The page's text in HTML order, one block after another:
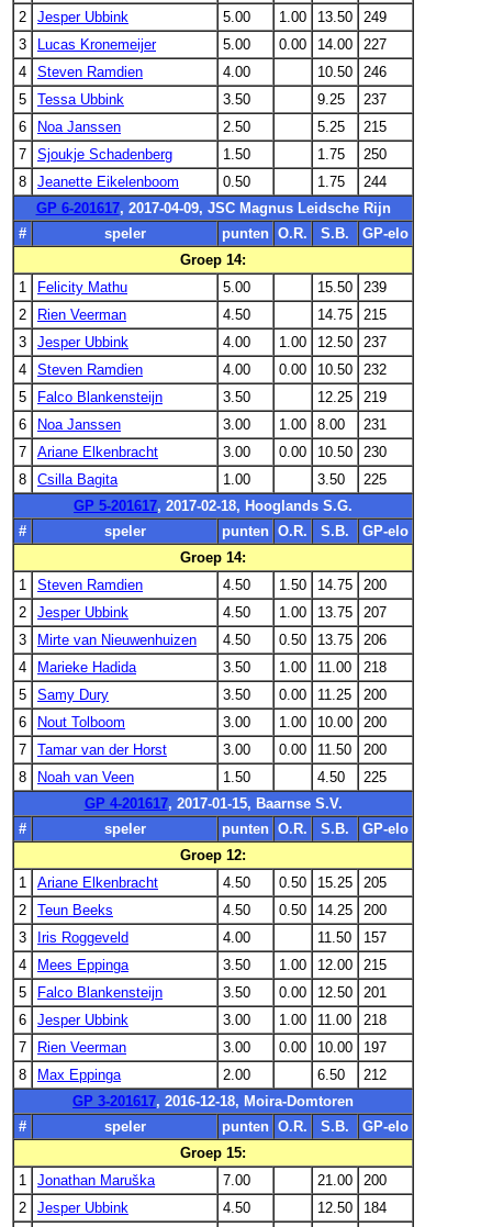
2 Jesper Ubbink 5.00 1.00 13.50
249
3
Lucas Kronemeijer 5.00 0.00 14.00
227
4
Steven Ramdien 4.00 10.50
246
5
Tessa Ubbink 3.50 9.25
237
6
Noa Janssen 2.50 5.25
215
7
Sjoukje Schadenberg 1.50 1.75
250
8
Jeanette Eikelenboom 0.50 1.75
244
GP 6-201617, 2017-04-09, JSC Magnus Leidsche Rijn
#
speler punten O.R. S.B.
GP-elo
Groep 14:
1
Felicity Mathu 5.00 15.50
239
2
Rien Veerman 4.50 14.75
215
3
Jesper Ubbink 4.00 1.00 12.50
237
4
Steven Ramdien 4.00 0.00 10.50
232
5
Falco Blankensteijn 3.50 12.25
219
6
Noa Janssen 3.00 1.00 8.00
231
7
Ariane Elkenbracht 3.00 0.00 10.50
230
8
Csilla Bagita 1.00 3.50
225
GP 5-201617, 2017-02-18, Hooglands S.G.
#
speler punten O.R. S.B.
GP-elo
Groep 14:
1
Steven Ramdien 4.50 1.50 14.75
200
2
Jesper Ubbink 4.50 1.00 13.75
207
3
Mirte van Nieuwenhuizen 4.50 0.50 13.75
206
4
Marieke Hadida 3.50 1.00 11.00
218
5
Samy Dury 3.50 0.00 11.25
200
6
Nout Tolboom 3.00 1.00 10.00
200
7
Tamar van der Horst 3.00 0.00 11.50
200
8
Noah van Veen 1.50 4.50
225
GP 4-201617, 2017-01-15, Baarnse S.V.
#
speler punten O.R. S.B.
GP-elo
Groep 12:
1
Ariane Elkenbracht 4.50 0.50 15.25
205
2
Teun Beeks 4.50 0.50 14.25
200
3
Iris Roggeveld 4.00 11.50
157
4
Mees Eppinga 3.50 1.00 12.00
215
5
Falco Blankensteijn 3.50 0.00 12.50
201
6
Jesper Ubbink 3.00 1.00 11.00
218
7
Rien Veerman 3.00 0.00 10.00
197
8
Max Eppinga 2.00 6.50
212
GP 3-201617, 2016-12-18, Moira-Domtoren
#
speler punten O.R. S.B.
GP-elo
Groep 15:
1
Jonathan Maruška 7.00 21.00
200
2
Jesper Ubbink 4.50 12.50
184